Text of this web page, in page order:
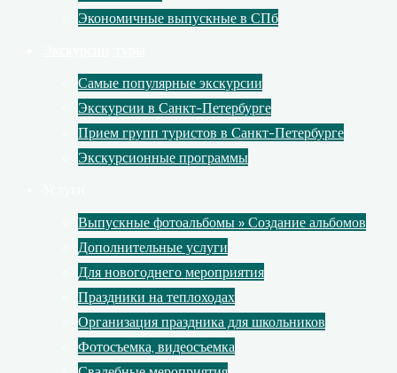
Экономичные выпускные в СПб
Самые популярные экскурсии
Экскурсии в Санкт-Петербурге
Прием групп туристов в Санкт-Петербурге
Экскурсионные программы
Выпускные фотоальбомы » Создание альбомов
Дополнительные услуги
Для новогоднего мероприятия
Праздники на теплоходах
Организация праздника для школьников
Фотосъемка, видеосъемка